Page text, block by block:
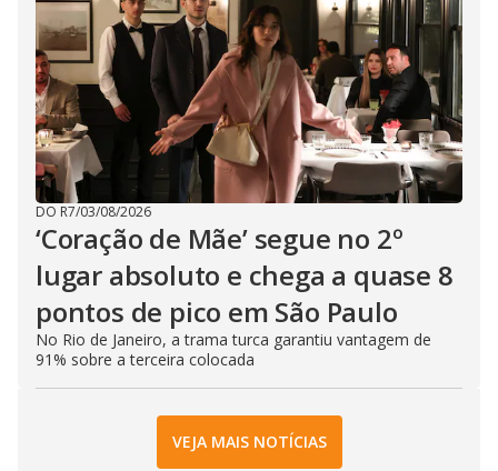
DO R7/03/08/2026
‘Coração de Mãe’ segue no 2º
lugar absoluto e chega a quase 8
pontos de pico em São Paulo
No Rio de Janeiro, a trama turca garantiu vantagem de
91% sobre a terceira colocada
VEJA MAIS NOTÍCIAS